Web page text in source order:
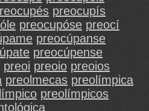
preocupís
preocupóse preocí
preocúpanse
preocúpense
preoi preoio preoios
preolmecas preolímpica
preolímpicos